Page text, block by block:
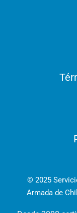
© 2025
Armada de